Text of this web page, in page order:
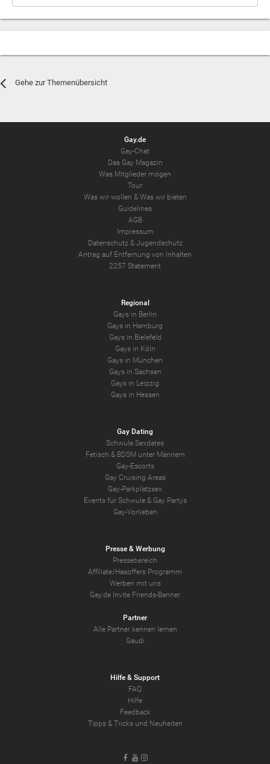
Gehe zur Themenübersicht
Gay.de
Gay-Chat
Das Gay Magazin
Was Mitglieder mögen
Tour
Was wir wollen & Was wir bieten
Guidelines
AGB
Impressum
Datenschutz& Jugendschutz
Antrag auf Entfernung von Inhalten
2257 Statement
Regional
Gays in Berlin
Gays in Hamburg
Gays in Bielefeld
Gays in Köln
Gays in München
Gays in Sachsen
Gays in Leipzig
Gays in Hessen
Gay Dating
Schwule Sexdates
Fetisch & BDSM unter Männern
Gay-Escorts
Gay Cruising Areas
Gay-Parkplatzsex
Events für Schwule & Gay Partys
Gay-Vorlieben
Presse & Werbung
Pressebereich
Affiliate/Hasoffers Programm
Werben mit uns
Gay.de Invite Friends-Banner
Partner
Alle Partner kennen lernen
Gaudi
Hilfe & Support
FAQ
Hilfe
Feedback
Tipps & Tricks und Neuheiten
Facebook
YoutubeInstagram